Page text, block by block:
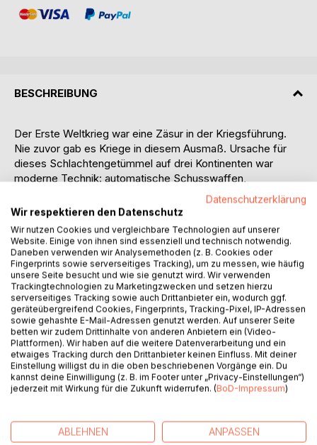
BESCHREIBUNG
Der Erste Weltkrieg war eine Zäsur in der Kriegsführung.
Nie zuvor gab es Kriege in diesem Ausmaß. Ursache für
dieses Schlachtengetümmel auf drei Kontinenten war
moderne Technik: automatische Schusswaffen,
Kraftfahrzeuge, Artillerie, erste Panzer und Flugzeuge,
Luftaufklärung, Motorschiffe und Giftgase, alle diese
Kriegsausrüstungen waren gerade erfunden worden.
Viele Menschen waren von diesem Krieg fasziniert und
meldeten sich als freiwillige Soldaten: heute undenkbar.
Zudem waren auch zahlreiche Künstler dieser Zeit
euphorische Vaterlandsgenossen, die davon beseelt
waren, die Kriegsereignisse künstlerisch festzuhalten. Es
waren gute Maler, Zeichner und Illustratoren, die als
Kriegsberichterstatter mit den Truppen unterwegs waren
und die Ereignisse auf Papier oder Leinwand bannten. Auch
wenn wir heute diese Darstellungen als grausam
empfinden, so sind sie dennoch künstlerische Werke mit
geschichtlicher Bedeutung, Zeitzeugnisse also.
kaum noch bekannt sind, was auch auf ihre Werke zutrifft.
Datenschutzerklärung
Wir respektieren den Datenschutz
Wir nutzen Cookies und vergleichbare Technologien auf unserer
Website. Einige von ihnen sind essenziell und technisch notwendig.
Daneben verwenden wir Analysemethoden (z. B. Cookies oder
Fingerprints sowie serverseitiges Tracking), um zu messen, wie häufig
unsere Seite besucht und wie sie genutzt wird. Wir verwenden
Trackingtechnologien zu Marketingzwecken und setzen hierzu
serverseitiges Tracking sowie auch Drittanbieter ein, wodurch ggf.
geräteübergreifend Cookies, Fingerprints, Tracking-Pixel, IP-Adressen
sowie gehashte E-Mail-Adressen genutzt werden. Auf unserer Seite
betten wir zudem Drittinhalte von anderen Anbietern ein (Video-
Plattformen). Wir haben auf die weitere Datenverarbeitung und ein
etwaiges Tracking durch den Drittanbieter keinen Einfluss. Mit deiner
Einstellung willigst du in die oben beschriebenen Vorgänge ein. Du
kannst deine Einwilligung (z. B. im Footer unter „Privacy-Einstellungen“)
jederzeit mit Wirkung für die Zukunft widerrufen. (BoD-Impressum)
ABLEHNEN ANPASSEN